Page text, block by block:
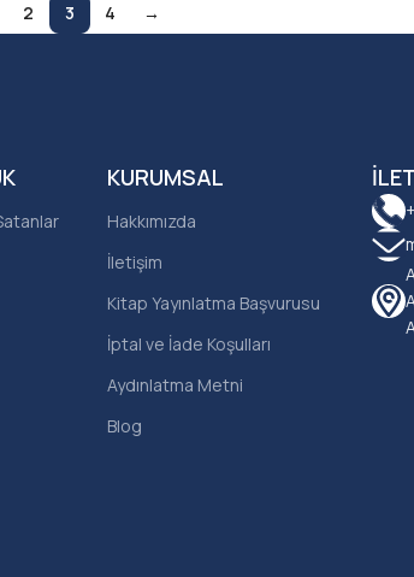
2 3 4 →
KURUMSAL
Hakkımızda
İletişim
Kitap Yayınlatma Başvurusu
İptal ve İade Koşulları
Aydınlatma Metni
Blog